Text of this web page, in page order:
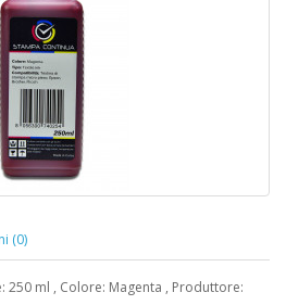
(0)
250 ml , Colore: Magenta , Produttore: